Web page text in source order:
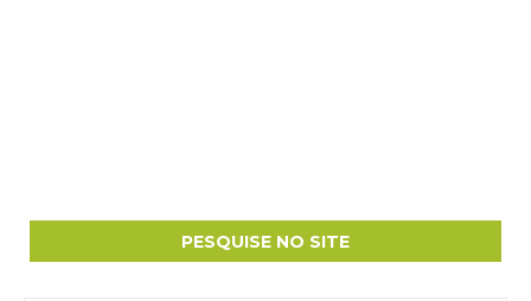
PESQUISE NO SITE